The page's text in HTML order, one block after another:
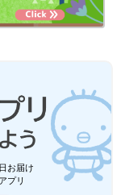
お届け
プリ